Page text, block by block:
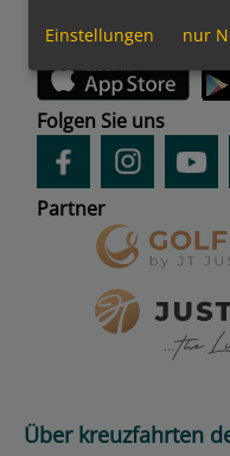
kreuzfahrten.de APP
Folgen Sie uns
Partner
Über kreuzfahrten
Einstellungen nur